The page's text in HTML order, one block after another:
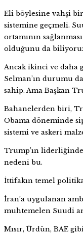
Eli böylesine vahşi
sistemine geçmeli.
ortamının
olduğunu da
Ancak ikinci ve daha
Selman’ın durumu
sahip. Ama Başkan
Bahanelerden biri,
Obama döneminde
sistemi ve askeri
Trump’ın
nedeni bu.
İttifakın temel
İran’a uygulanan
muhtemelen Suudi
Mısır, Ürdün, BAE